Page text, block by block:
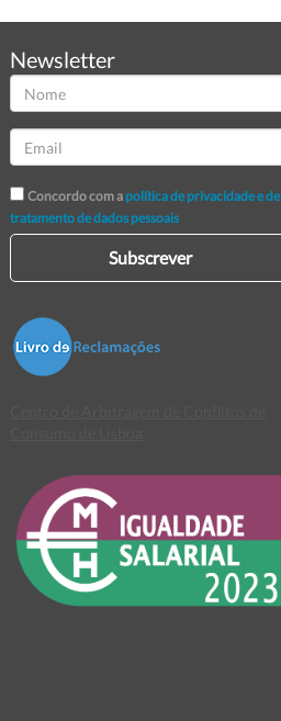
Newsletter
Concordo com a política de privacidade e de
tratamento de dados pessoais
Subscrever